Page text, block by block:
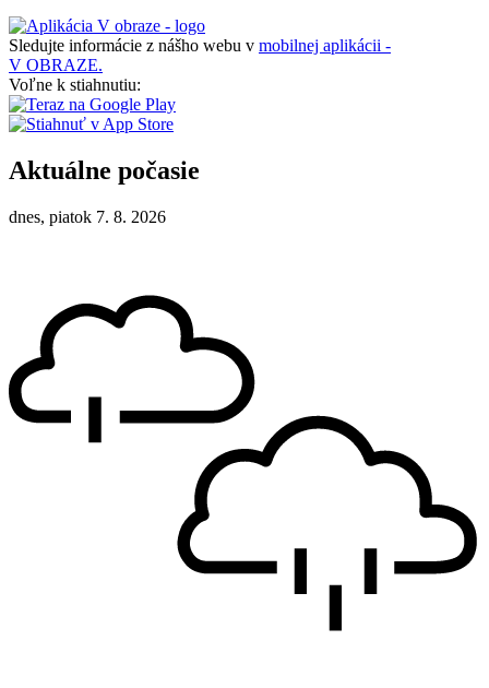
Sledujte informácie z nášho webu v mobilnej aplikácii -
V OBRAZE.
Voľne k stiahnutiu:
Aktuálne počasie
dnes, piatok 7. 8. 2026